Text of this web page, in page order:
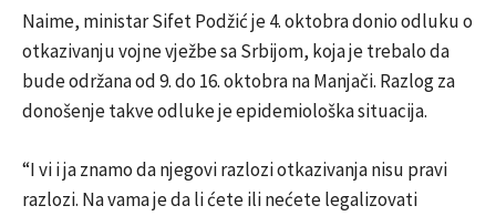
Naime, ministar Sifet Podžić je 4. oktobra donio odluku o
otkazivanju vojne vježbe sa Srbijom, koja je trebalo da
bude održana od 9. do 16. oktobra na Manjači. Razlog za
donošenje takve odluke je epidemiološka situacija.
“I vi i ja znamo da njegovi razlozi otkazivanja nisu pravi
razlozi. Na vama je da li ćete ili nećete legalizovati